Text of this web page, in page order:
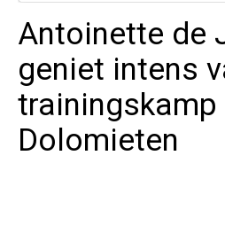
Antoinette de
geniet intens
trainingskamp
Dolomieten